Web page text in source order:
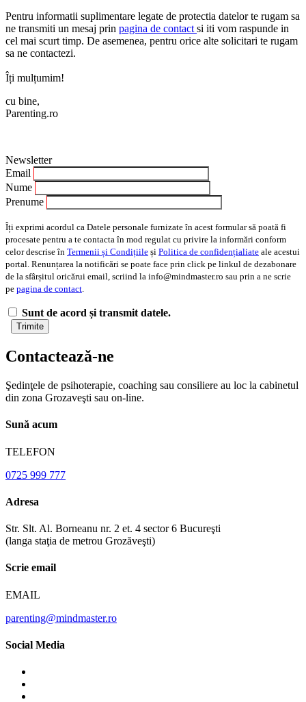
Pentru informatii suplimentare legate de protectia datelor te rugam sa
ne transmiti un mesaj prin pagina de contact si iti vom raspunde in
cel mai scurt timp. De asemenea, pentru orice alte solicitari te rugam
sa ne contactezi.
Îți mulțumim!
cu bine,
Parenting.ro
Newsletter
Email
Nume
Prenume
Îți exprimi acordul ca Datele personale furnizate în acest formular să poată fi
procesate pentru a te contacta în mod regulat cu privire la informări conform
celor descrise în Termenii și Condițiile și Politica de confidențialiate ale acestui
portal. Renunțarea la notificări se poate face prin click pe linkul de dezabonare
de la sfârșitul oricărui email, scriind la info@mindmaster.ro sau prin a ne scrie
pe pagina de contact.
Sunt de acord și transmit datele.
Contactează-ne
Şedinţele de psihoterapie, coaching sau consiliere au loc la cabinetul
din zona Grozaveşti sau on-line.
Sună acum
TELEFON
0725 999 777
Adresa
Str. Slt. Al. Borneanu nr. 2 et. 4 sector 6 Bucureşti
(langa staţia de metrou Grozăveşti)
Scrie email
EMAIL
parenting@mindmaster.ro
Social Media